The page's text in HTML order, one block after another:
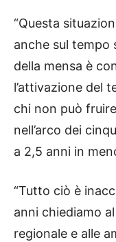
“Questa
anche sul tempo
della mensa è
l’attivazione del
chi non può
nell’arco dei
a 2,5 anni in
“Tutto ciò è
anni chiediamo
regionale e alle